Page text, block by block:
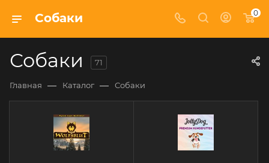
Собаки 0
Собаки 71
Главная — Каталог — Собаки